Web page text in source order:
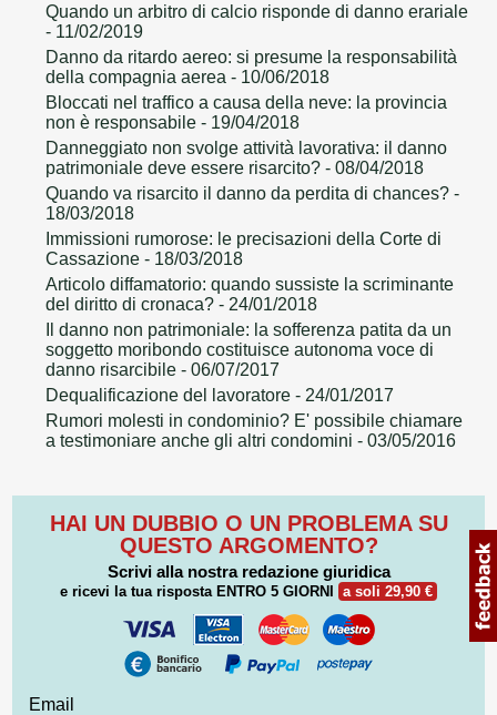
Quando un arbitro di calcio risponde di danno erariale
- 11/02/2019
Danno da ritardo aereo: si presume la responsabilità
della compagnia aerea - 10/06/2018
Bloccati nel traffico a causa della neve: la provincia
non è responsabile - 19/04/2018
Danneggiato non svolge attività lavorativa: il danno
patrimoniale deve essere risarcito? - 08/04/2018
Quando va risarcito il danno da perdita di chances? -
18/03/2018
Immissioni rumorose: le precisazioni della Corte di
Cassazione - 18/03/2018
Articolo diffamatorio: quando sussiste la scriminante
del diritto di cronaca? - 24/01/2018
Il danno non patrimoniale: la sofferenza patita da un
soggetto moribondo costituisce autonoma voce di
danno risarcibile - 06/07/2017
Dequalificazione del lavoratore - 24/01/2017
Rumori molesti in condominio? E' possibile chiamare
a testimoniare anche gli altri condomini - 03/05/2016
HAI UN DUBBIO O UN PROBLEMA SU
QUESTO ARGOMENTO?
Scrivi alla nostra redazione giuridica
e ricevi la tua risposta ENTRO 5 GIORNI a soli 29,90 €
Email